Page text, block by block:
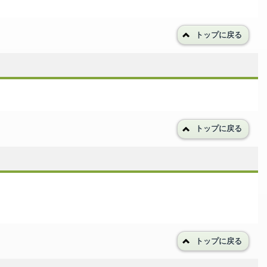
トップに戻る
トップに戻る
トップに戻る